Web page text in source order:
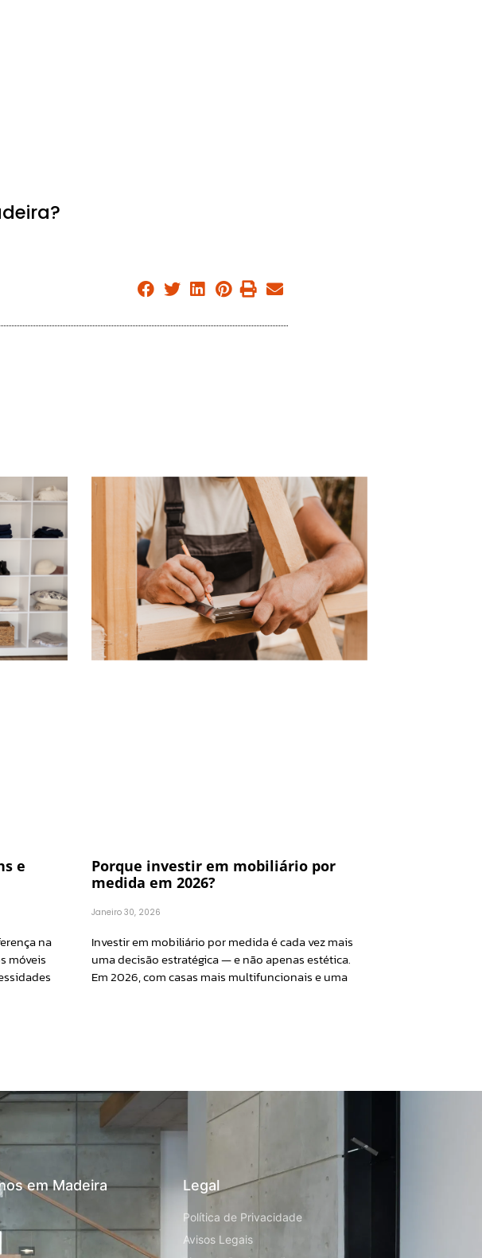
e
na
móveis
Porque investir em mobiliário por
medida em 2026?
Janeiro 30, 2026
Investir em mobiliário por medida é cada vez mais
uma decisão estratégica — e não apenas estética.
Em 2026, com casas mais multifuncionais e uma
em Madeira Legal
Política de Privacidade
Avisos Legais